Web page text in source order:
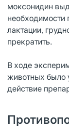
моксонидин
необходимости
лактации,
прекратить.
В ходе
животных было
действие